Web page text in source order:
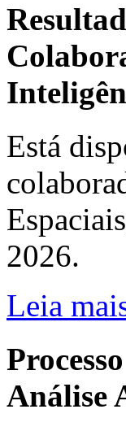
Está
2026.
Leia
Análise